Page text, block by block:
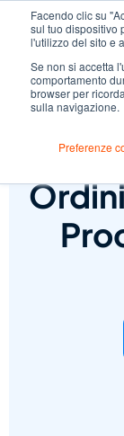
Facendo clic su
sul tuo dispositivo
l'utilizzo del sito e
Se non si accetta
comportamento
browser per
sulla navigazione.
Preferenze